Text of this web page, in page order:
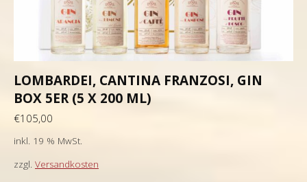
LOMBARDEI, CANTINA FRANZOSI, GIN
BOX 5ER (5 X 200 ML)
€105,00
inkl. 19 % MwSt.
zzgl. Versandkosten